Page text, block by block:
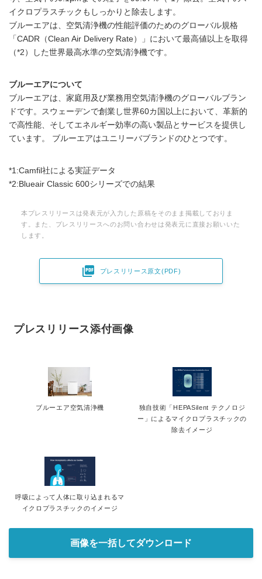
イクロプラスチックもしっかりと除去します。
ブルーエアは、空気清浄機の性能評価のためのグローバル規格
「CADR（Clean Air Delivery Rate）」において最高値以上を取得
（*2）した世界最高水準の空気清浄機です。
ブルーエアについて
ブルーエアは、家庭用及び業務用空気清浄機のグローバルブラン
ドです。スウェーデンで創業し世界60カ国以上において、革新的
で高性能、そしてエネルギー効率の高い製品とサービスを提供し
ています。 ブルーエアはユニリーバブランドのひとつです。
*1:Camfil社による実証データ
*2:Blueair Classic 600シリーズでの結果
本プレスリリースは発表元が入力した原稿をそのまま掲載しておりま
す。また、プレスリリースへのお問い合わせは発表元に直接お願いいた
します。
 プレスリリース原文(PDF)
プレスリリース添付画像
ブルーエア空気清浄機
独自技術「HEPASilent テクノロジ
ー」によるマイクロプラスチックの
除去イメージ
呼吸によって人体に取り込まれるマ
イクロプラスチックのイメージ
画像を一括してダウンロード